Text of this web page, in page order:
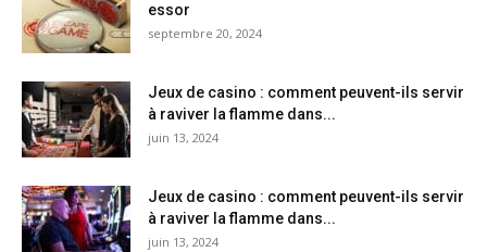
essor
septembre 20, 2024
Jeux de casino : comment peuvent-ils servir
à raviver la flamme dans...
juin 13, 2024
Jeux de casino : comment peuvent-ils servir
à raviver la flamme dans...
juin 13, 2024